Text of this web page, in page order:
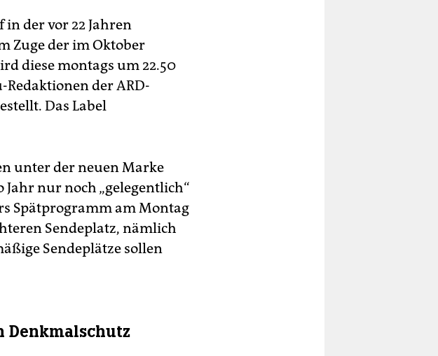
der vor 22 Jahren
Zuge der im Oktober
diese montags um 22.50
der ARD-
Das Label
unter der neuen Marke
Jahr nur noch „gelegentlich“
Spätprogramm am Montag
Sendeplatz, nämlich
Sendeplätze sollen
Denkmalschutz